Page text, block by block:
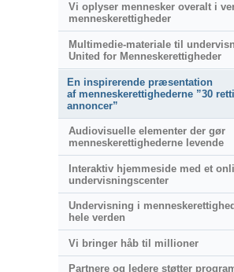
Vi oplyser mennesker overalt i
menneskerettigheder
Multimedie-materiale til
United for Menneskerettigheder
En inspirerende præsentation
af menneskerettighederne ”30
annoncer”
Audiovisuelle elementer der gør
menneskerettighederne levende
Interaktiv hjemmeside med et
undervisningscenter
Undervisning i
hele verden
Vi bringer håb til millioner
Partnere og ledere støtter